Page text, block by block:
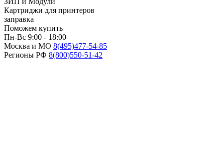
Картриджи для принтеров
заправка
Поможем купить
Пн-Вс 9:00 - 18:00
Москва и МО 8(495)477-54-85
Регионы РФ 8(800)550-51-42